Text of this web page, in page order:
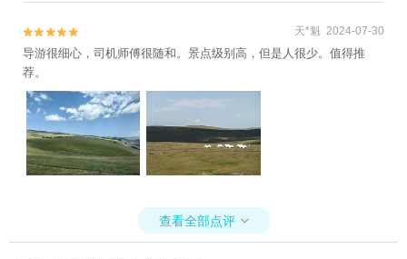

 天*魁 2024-07-30
导游很细心，司机师傅很随和。景点级别高，但是人很少。值得推
荐。
查看全部点评 